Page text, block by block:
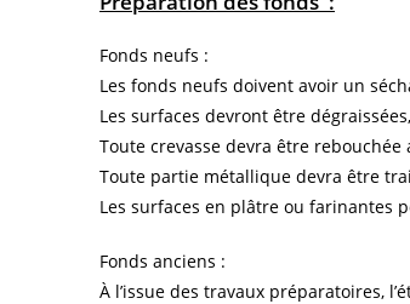
Fonds neufs :
Les fonds neufs doivent avoir un
Les surfaces devront être
Toute crevasse devra être
Toute partie métallique devra être
Les surfaces en plâtre ou farinantes
Fonds anciens :
À l’issue des travaux préparatoires,